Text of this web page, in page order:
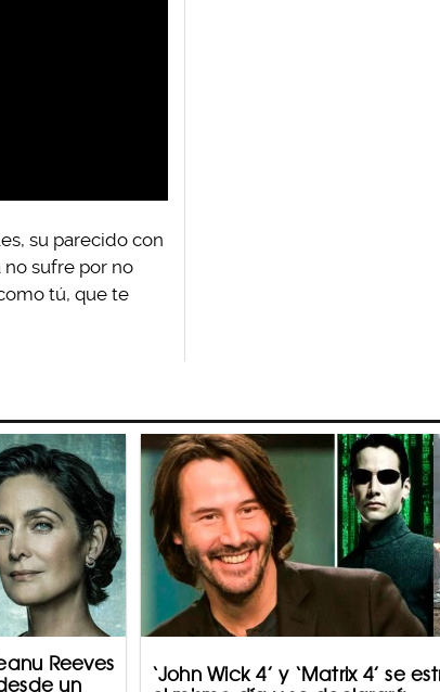
su parecido con
no sufre por no
tú, que te
Reeves
un
‘John Wick 4’ y ‘Matrix 4’ se